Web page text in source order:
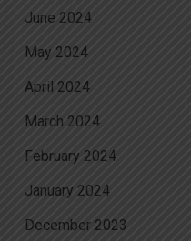
June 2024
May 2024
April 2024
March 2024
February 2024
January 2024
December 2023